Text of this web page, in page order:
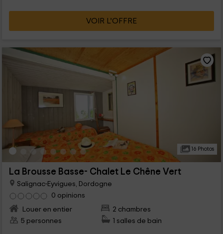
VOIR L’OFFRE
16 Photos
La Brousse Basse- Chalet Le Chêne Vert
Salignac-Eyvigues, Dordogne
0 opinions
Louer en entier
2 chambres
5 personnes
1 salles de bain